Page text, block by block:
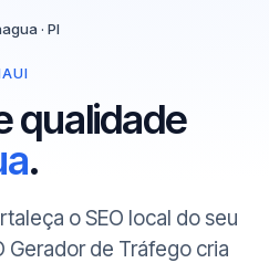
· PI
qualidade
.
o SEO local do seu
Gerador de Tráfego cria